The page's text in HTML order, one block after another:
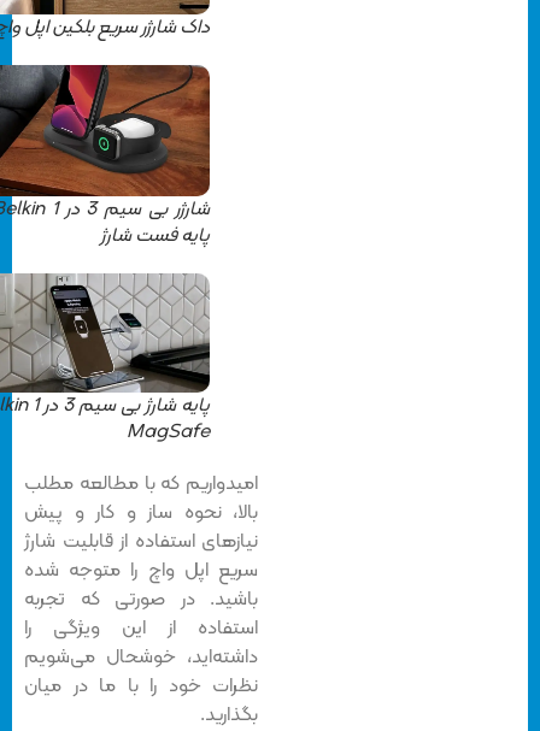
داک شارژر سریع بلکین اپل واچ
شارژر بی سیم 3 در 1 Belkin –
پایه فست شارژ
پایه شارژ بی سیم 3 در 1 Belkin
MagSafe
امیدواریم که با مطالعه مطلب
بالا، نحوه ساز و کار و پیش
نیازهای استفاده از قابلیت شارژ
سریع اپل واچ را متوجه شده
باشید. در صورتی که تجربه
استفاده از این ویژگی را
داشته‌اید، خوشحال می‌شویم
نظرات خود را با ما در میان
بگذارید.